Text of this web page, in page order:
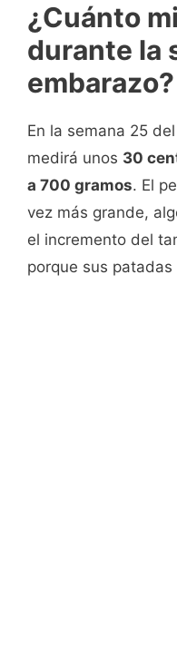
¿Cuánto
durante la
embarazo?
En la semana 25
medirá unos 30
a 700 gramos. El
vez más grande,
el incremento del
porque sus